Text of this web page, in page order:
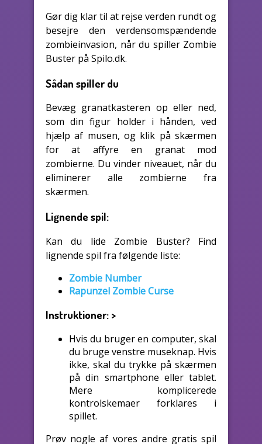
Gør dig klar til at rejse verden rundt og
besejre den verdensomspændende
zombieinvasion, når du spiller Zombie
Buster på Spilo.dk.
Sådan spiller du
Bevæg granatkasteren op eller ned,
som din figur holder i hånden, ved
hjælp af musen, og klik på skærmen
for at affyre en granat mod
zombierne. Du vinder niveauet, når du
eliminerer alle zombierne fra
skærmen.
Lignende spil:
Kan du lide Zombie Buster? Find
lignende spil fra følgende liste:
Zombie Number
Rapunzel Zombie Curse
Instruktioner: >
Hvis du bruger en computer, skal
du bruge venstre museknap. Hvis
ikke, skal du trykke på skærmen
på din smartphone eller tablet.
Mere komplicerede
kontrolskemaer forklares i
spillet.
Prøv nogle af vores andre gratis spil